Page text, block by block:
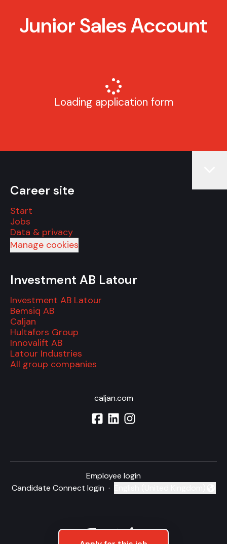
Junior Sales Account
Loading application form
Career site
Start
Jobs
Data & privacy
Manage cookies
Investment AB Latour
Investment AB Latour
Bemsiq AB
Caljan
Hultafors Group
Innovalift AB
Latour Industries
All group companies
caljan.com
Employee login
Candidate Connect login · Change language